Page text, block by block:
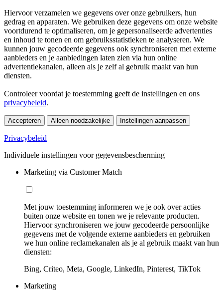
Hiervoor verzamelen we gegevens over onze gebruikers, hun
gedrag en apparaten. We gebruiken deze gegevens om onze website
voortdurend te optimaliseren, om je gepersonaliseerde advertenties
en inhoud te tonen en om gebruiksstatistieken te analyseren. We
kunnen jouw gecodeerde gegevens ook synchroniseren met externe
aanbieders en je aanbiedingen laten zien via hun online
advertentiekanalen, alleen als je zelf al gebruik maakt van hun
diensten.
Controleer voordat je toestemming geeft de instellingen en ons
privacybeleid.
Accepteren Alleen noodzakelijke Instellingen aanpassen
Privacybeleid
Individuele instellingen voor gegevensbescherming
Marketing via Customer Match
Met jouw toestemming informeren we je ook over acties
buiten onze website en tonen we je relevante producten.
Hiervoor synchroniseren we jouw gecodeerde persoonlijke
gegevens met de volgende externe aanbieders en gebruiken
we hun online reclamekanalen als je al gebruik maakt van hun
diensten:
Bing, Criteo, Meta, Google, LinkedIn, Pinterest, TikTok
Marketing